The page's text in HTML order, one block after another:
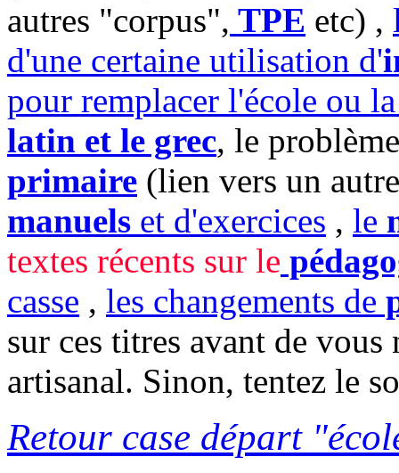
autres "corpus", TPE etc) ,
d'une certaine utilisation d'
pour remplacer l'école ou
latin et le grec, le
primaire (lien vers un
manuels et d'exercices , le
textes récents sur le
casse , les changements de
sur ces titres avant de
artisanal. Sinon, tentez le
Retour case départ